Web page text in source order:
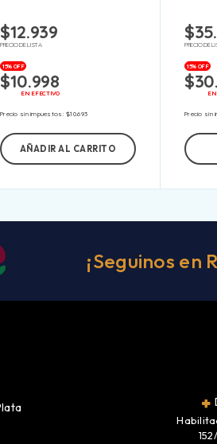
$12.939
PRECIO DE LISTA
15% OFF
$10.998
EN EFECTIVO
Precio sin impuestos:$10.693
AÑADIR AL CARRITO
$
PRECIO DE
15% OFF
$
Precio sin
¡Seguinos en